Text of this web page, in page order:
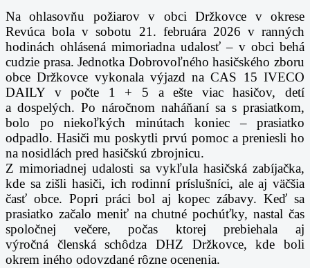
Na ohlasovňu požiarov v obci Držkovce v okrese
Revúca bola v sobotu 21. februára 2026 v ranných
hodinách ohlásená mimoriadna udalosť – v obci behá
cudzie prasa. Jednotka Dobrovoľného hasičského zboru
obce Držkovce vykonala výjazd na CAS 15 IVECO
DAILY v počte 1 + 5 a ešte viachasičov, detí
a dospelých. Po náročnom naháňaní sa s prasiatkom,
bolo po niekoľkých minútach koniec – prasiatko
odpadlo. Hasiči mu poskytli prvú pomoc a preniesli ho
na nosidlách pred hasičskú zbrojnicu.
Z mimoriadnej udalosti sa vykľula hasičská zabíjačka,
kde sa zišli hasiči, ich rodinní príslušníci, ale aj väčšia
časť obce. Popri práci bol aj kopec zábavy. Keď sa
prasiatko začalo meniť na chutné pochúťky, nastal čas
spoločnej večere, počas ktorej prebiehala aj
výročná členská schôdza DHZ Držkovce, kde boli
okrem iného odovzdané rôzne ocenenia.